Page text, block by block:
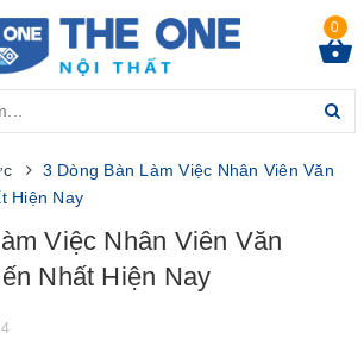
0
3 Dòng Bàn Làm Việc Nhân Viên Văn
Hiện Nay
Việc Nhân Viên Văn
Nhất Hiện Nay